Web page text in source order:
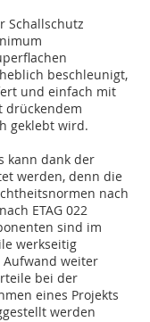
Schallschutz
beschleunigt,
und einfach mit
drückendem
geklebt wird.
kann dank der
werden, denn die
nach
ETAG 022
sind im
werkseitig
weiter
bei der
eines Projekts
werden